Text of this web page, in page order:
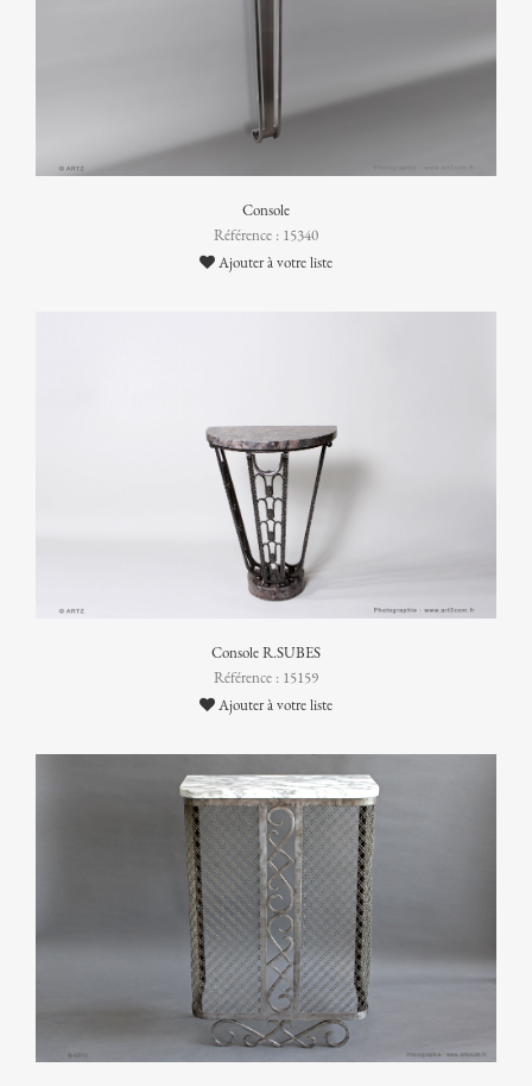
Console
Référence : 15340
Ajouter à votre liste
Console R.SUBES
Référence : 15159
Ajouter à votre liste